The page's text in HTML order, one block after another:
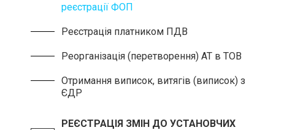
реєстрації ФОП
Реєстрація платником ПДВ
Реорганізація (перетворення) АТ в ТОВ
Отримання виписок, витягів (виписок) з
ЄДР
РЕЄСТРАЦІЯ ЗМІН ДО УСТАНОВЧИХ